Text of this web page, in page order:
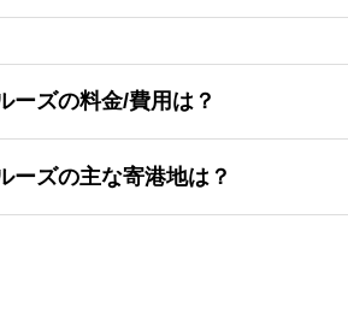
ーズの料金/費用は？
ーズの主な寄港地は？